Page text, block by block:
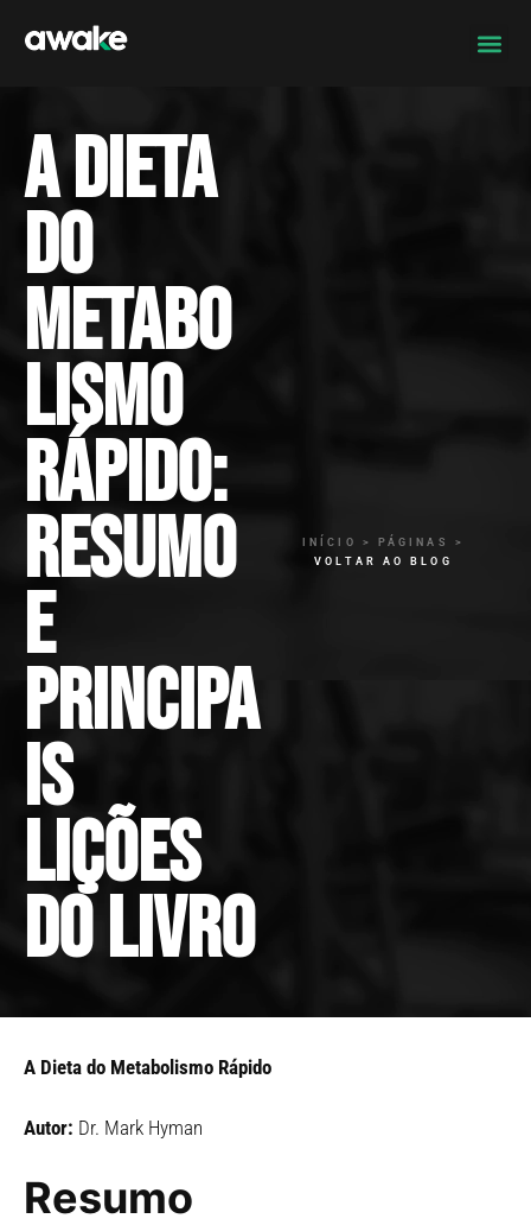
A Dieta
do
Metabo
lismo
Rápido:
resumo
e
principa
is
lições
do livro
INÍCIO > PÁGINAS >
VOLTAR AO BLOG
A Dieta do Metabolismo Rápido
Autor: Dr. Mark Hyman
Resumo